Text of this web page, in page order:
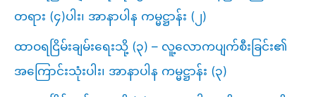
တရား (၄)ပါး၊ အာနာပါန ကမ္မဋ္ဌာန်း (၂)
ထာဝရငြိမ်းချမ်းရေးသို့ (၃) – လူ့လောကပျက်စီးခြင်း​၏
အကြောင်းသုံးပါး၊ အာနာပါန ကမ္မဋ္ဌာန်း (၃)